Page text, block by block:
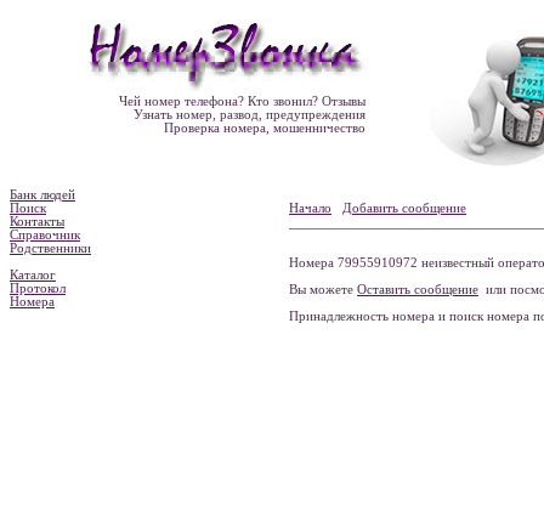
Чей номер телефона? Кто звонил? Отзывы
Узнать номер, развод, предупреждения
Проверка номера, мошенничество
Банк людей
Поиск
Контакты
Справочник
Родственники
Каталог
Протокол
Номера
Начало Добавить сообщение
Номера 79955910972 неизвестный
Вы можете Оставить сообщение или
Принадлежность номера и поиск номера